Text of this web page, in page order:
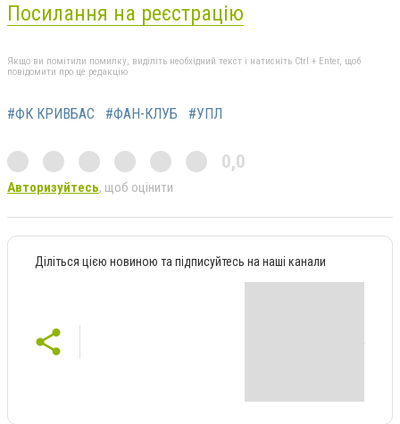
Посилання на реєстрацію
Якщо ви помітили помилку, виділіть необхідний текст і натисніть Ctrl + Enter, щоб
повідомити про це редакцію
#ФК КРИВБАС #ФАН-КЛУБ #УПЛ
0,0
Авторизуйтесь, щоб оцінити
Діліться цією новиною та підписуйтесь на наші канали